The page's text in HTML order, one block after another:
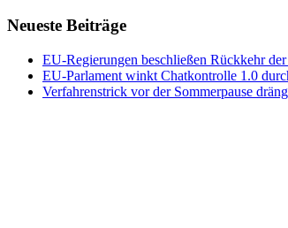
Neueste Beiträge
EU-Regierungen beschließen Rückkehr
EU-Parlament winkt Chatkontrolle 1.0
Verfahrenstrick vor der Sommerpause